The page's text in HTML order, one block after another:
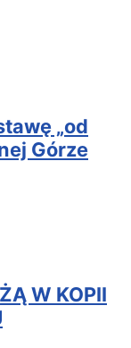
„od
Górze
W KOPII